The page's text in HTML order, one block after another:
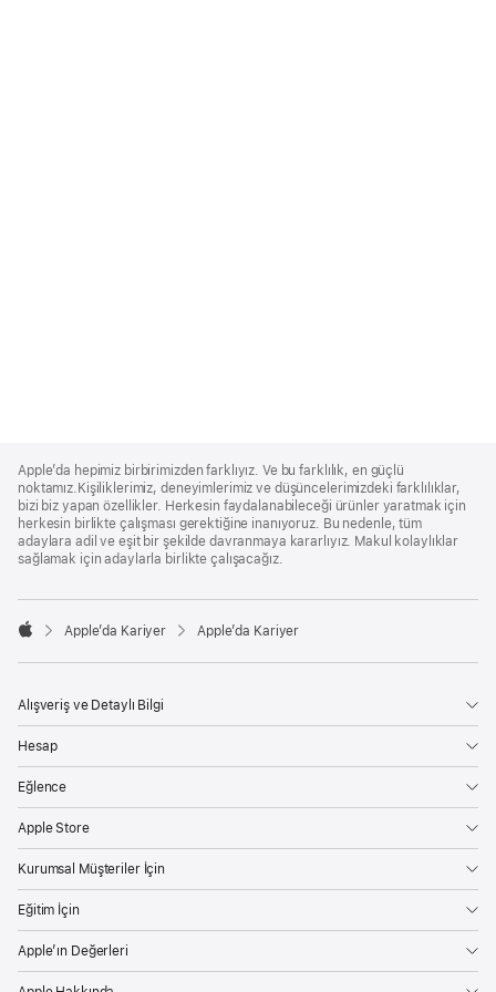
Footer
Apple’da hepimiz birbirimizden farklıyız. Ve bu farklılık, en güçlü
noktamız.Kişiliklerimiz, deneyimlerimiz ve düşüncelerimizdeki farklılıklar,
bizi biz yapan özellikler. Herkesin faydalanabileceği ürünler yaratmak için
herkesin birlikte çalışması gerektiğine inanıyoruz. Bu nedenle, tüm
adaylara adil ve eşit bir şekilde davranmaya kararlıyız. Makul kolaylıklar
sağlamak için adaylarla birlikte çalışacağız.

Apple’da Kariyer Apple’da Kariyer
Alışveriş ve Detaylı Bilgi
Hesap
Eğlence
Apple Store
Kurumsal Müşteriler İçin
Eğitim İçin
Apple’ın Değerleri